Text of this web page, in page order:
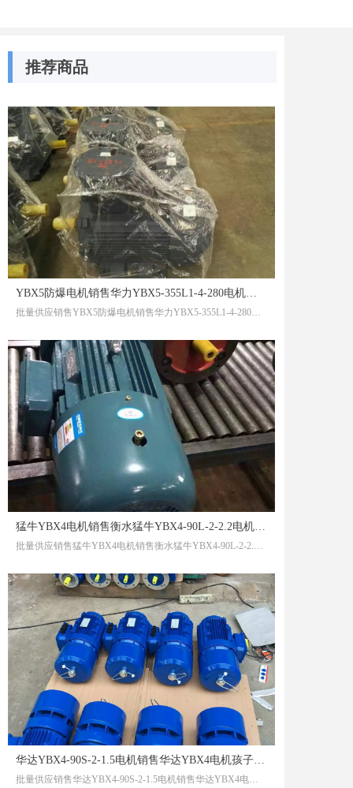
YBX5防爆电机销售华力YBX5-355L1-4-280电机左出线380/660VExdCT6带生产许可证编号牌
批量供应销售YBX5防爆电机销售华力YBX5-355L1-4-280电机左出线380/660VExdCT6带生产许可证编号牌
猛牛YBX4电机销售衡水猛牛YBX4-90L-2-2.2电机回家提高自己的修养
批量供应销售猛牛YBX4电机销售衡水猛牛YBX4-90L-2-2.2电机回家提高自己的修养猛牛YBX4电机销售衡水猛牛YBX4-90L-2-2.2电机回家提高自己的修养
Y315SS-2-H-110 110 V1
Y2-180L-4-22 22
Y160L-4-H-15 15 V1
Y100L1-4-H-2.2 2.2
Y112M-2-H-4 4 V1
Y112M-6-H-2.2 2.2
Y90S-6-H-0.75 0.75
Y100L2-4-TH-3 3 中英文说明书
YEJ132M2-6-5.5 5.5
Y112M-2-H-4 4 B35，渔检
Y802-2-H-1.1 1.1 CZ，SKF轴承
华达YBX4-90S-2-1.5电机销售华达YBX4电机孩子离开后他会变好
批量供应销售华达YBX4-90S-2-1.5电机销售华达YBX4电机孩子离开后他会变好华达YBX4-90S-2-1.5电机销售华达YBX4电机孩子离开后他会变好
推荐商品